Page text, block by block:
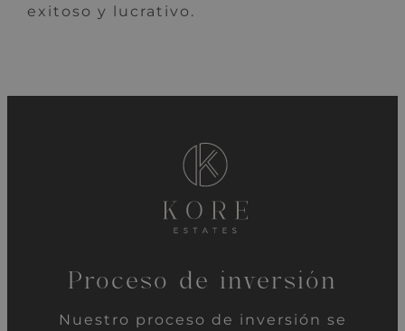
exitoso y lucrativo.
Proceso de inversión
Nuestro proceso de inversión se